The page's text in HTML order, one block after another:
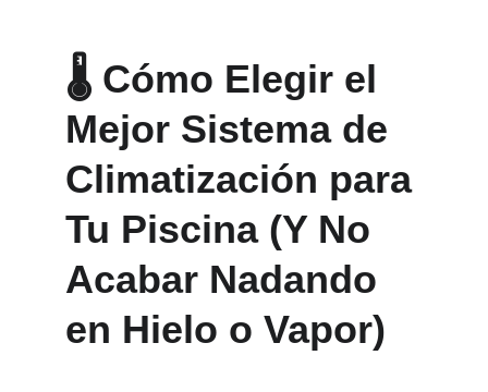
🌡️ Cómo Elegir el
Mejor Sistema de
Climatización para
Tu Piscina (Y No
Acabar Nadando
en Hielo o Vapor)